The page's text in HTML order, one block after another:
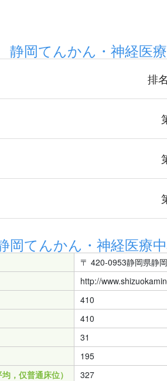
静岡てんかん・神経医
排名
岡てんかん・神経医療
〒 420-0953静岡県静
http://
410
410
31
195
，仅普通床位）
327